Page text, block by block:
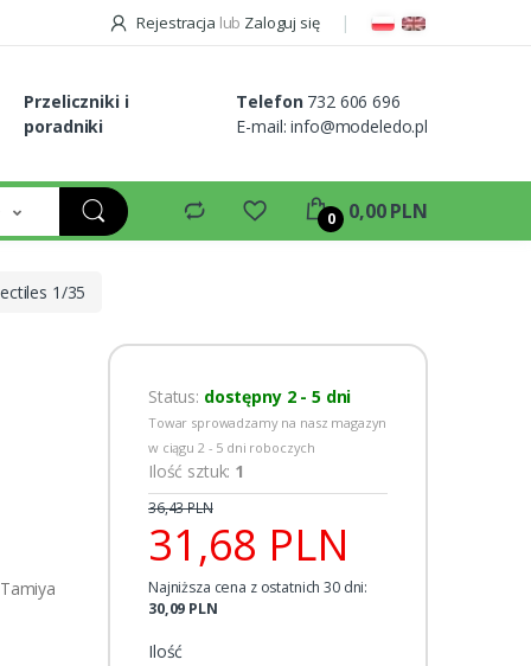
Rejestracja lub Zaloguj się
Przeliczniki i
poradniki
Telefon 732 606 696
E-mail:info@modeledo.pl
0 0,00 PLN
1/35
Status: dostępny 2 - 5 dni
Towar sprowadzamy na nasz magazyn
w ciągu 2 - 5 dni roboczych
Ilość sztuk: 1
31,68 PLN
36,43 PLN
Najniższa cena z ostatnich 30 dni:
30,09 PLN
Ilość